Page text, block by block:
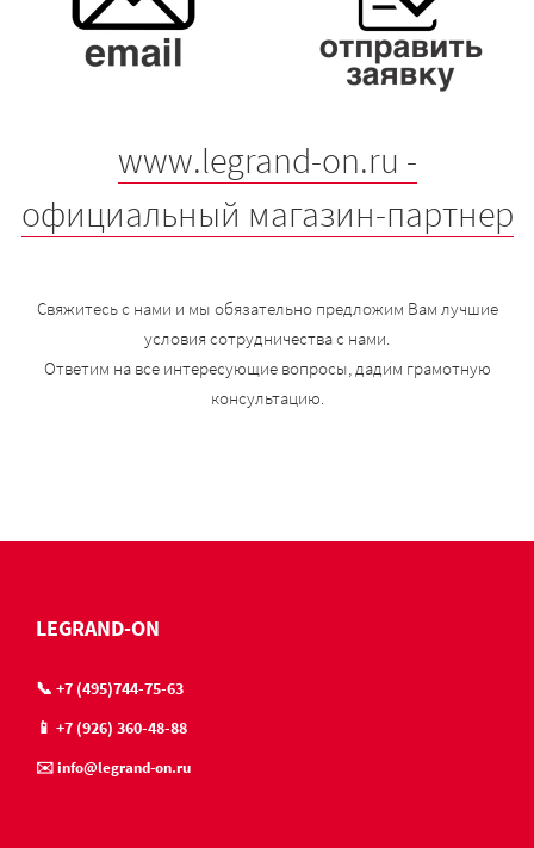
www.legrand-on.ru -
официальный магазин-партнер
Свяжитесь с нами и мы обязательно предложим Вам лучшие
условия сотрудничества с нами.
Ответим на все интересующие вопросы, дадим грамотную
консультацию.
LEGRAND-ON
📞 +7 (495)744-75-63
📱 +7 (926) 360-48-88
✉️ info@legrand-on.ru